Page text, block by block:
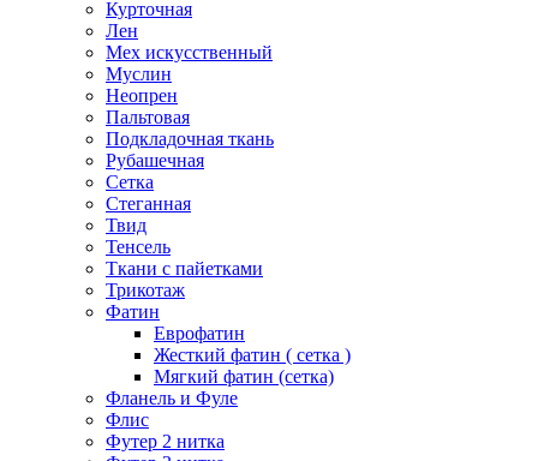
Курточная
Лен
Мех искусственный
Муслин
Неопрен
Пальтовая
Подкладочная ткань
Рубашечная
Сетка
Стеганная
Твид
Тенсель
Ткани с пайетками
Трикотаж
Фатин
Еврофатин
Жесткий фатин ( сетка )
Мягкий фатин (сетка)
Фланель и Фуле
Флис
Футер 2 нитка